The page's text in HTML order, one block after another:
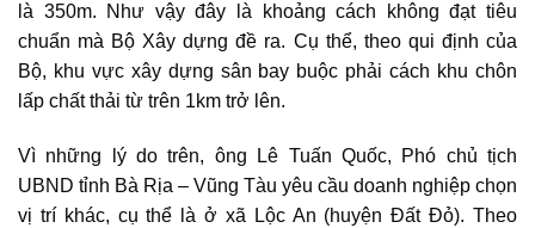
là 350m. Như vậy đây là khoảng cách không đạt tiêu
chuẩn mà Bộ Xây dựng đề ra. Cụ thể, theo qui định của
Bộ, khu vực xây dựng sân bay buộc phải cách khu chôn
lấp chất thải từ trên 1km trở lên.
Vì những lý do trên, ông Lê Tuấn Quốc, Phó chủ tịch
UBND tỉnh Bà Rịa – Vũng Tàu yêu cầu doanh nghiệp chọn
vị trí khác, cụ thể là ở xã Lộc An (huyện Đất Đỏ). Theo